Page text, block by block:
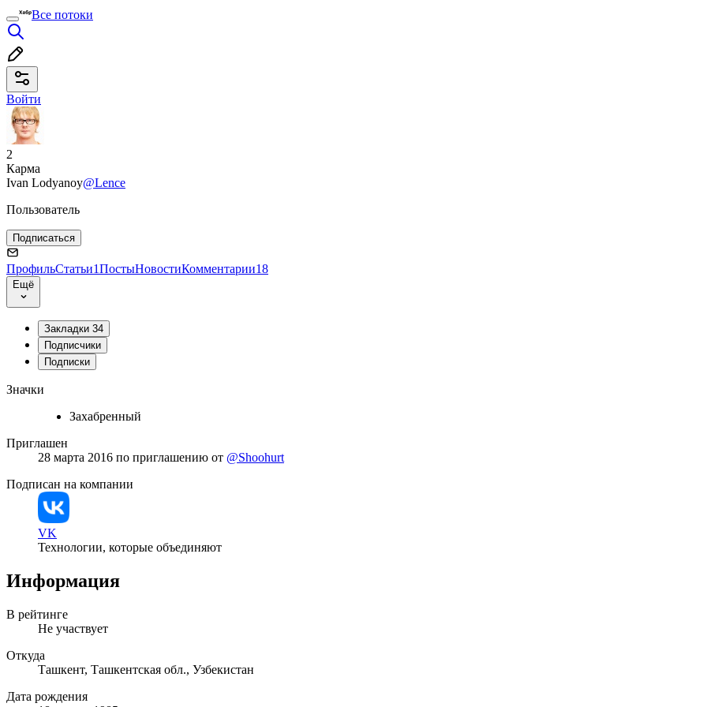
Все потоки
Войти
2
Карма
Ivan Lodyanoy@Lence
Пользователь
Подписаться
ПрофильСтатьи1ПостыНовостиКомментарии18
Ещё
Закладки 34
Подписчики
Подписки
Значки
Захабренный
Приглашен
28 марта 2016 по приглашению от @Shoohurt
Подписан на компании
VK
Технологии, которые объединяют
Информация
В рейтинге
Не участвует
Откуда
Ташкент, Ташкентская обл., Узбекистан
Дата рождения